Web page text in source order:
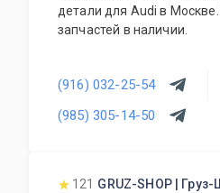
детали для Audi в
запчастей в наличии.
(916) 032-25-54
(985) 305-14-50
121 GRUZ-SHOP |